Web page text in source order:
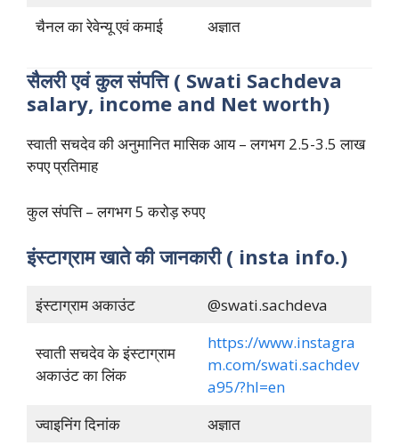
चैनल का रेवेन्यू एवं कमाई
अज्ञात
सैलरी एवं कुल संपत्ति ( Swati Sachdeva
salary, income and Net worth)
स्वाती सचदेव की अनुमानित मासिक आय – लगभग 2.5-3.5 लाख
रुपए प्रतिमाह
कुल संपत्ति – लगभग 5 करोड़ रुपए
इंस्टाग्राम खाते की जानकारी ( insta info.)
इंस्टाग्राम अकाउंट @swati.sachdeva
स्वाती सचदेव के इंस्टाग्राम
अकाउंट का लिंक
https://www.instagra
m.com/swati.sachdev
a95/?hl=en
ज्वाइनिंग दिनांक
अज्ञात